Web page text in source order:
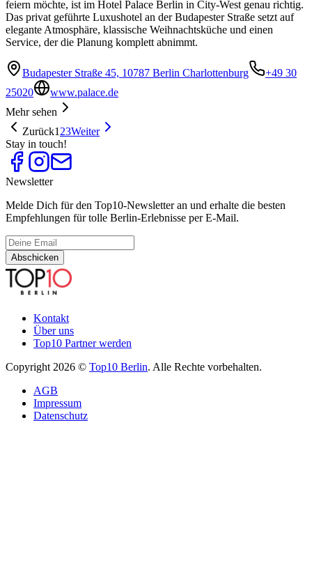
feiern möchte, ist im Hotel Palace Berlin in City-West genau richtig.
Das privat geführte Luxushotel an der Budapester Straße setzt auf
elegante Atmosphäre, klassische Weihnachtsküche und einen
Service, der die Planung komplett abnimmt.
Budapester Straße 45, 10787 Berlin Charlottenburg
+49 30
25020
www.palace.de
Mehr sehen
Zurück1 23Weiter
Stay in touch!
Newsletter
Melde Dich für den Top10-Newsletter an und erhalte die besten
Empfehlungen für tolle Berlin-Erlebnisse per E-Mail.
Abschicken
Kontakt
Über uns
Top10 Partner werden
Copyright 2026 © Top10 Berlin. Alle Rechte vorbehalten.
AGB
Impressum
Datenschutz